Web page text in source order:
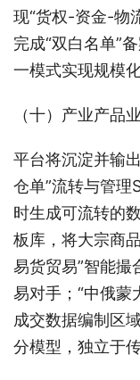
现“货权-资金-物
完成“双白名单”
一模式实现规模化
（十）产业产品
平台将沉淀并输
仓单”流转与管理
时生成可流转的
板库，将大宗商
易货贸易”智能撮
易对手；“中俄蒙
成交数据编制区
分模型，独立于